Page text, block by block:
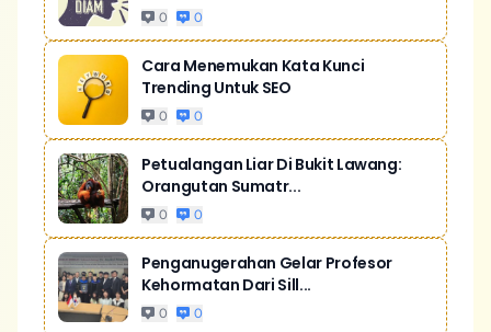
0 0
Cara Menemukan Kata Kunci
Trending Untuk SEO
0 0
Petualangan Liar Di Bukit Lawang:
Orangutan Sumatr...
0 0
Penganugerahan Gelar Profesor
Kehormatan Dari Sill...
0 0